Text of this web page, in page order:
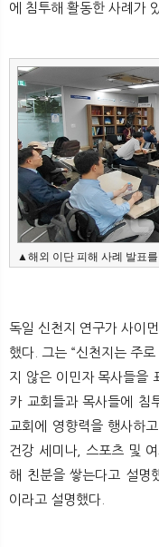
에 침투해 활동한 사례가
▲해외 이단 피해 사례 발표
독일 신천지 연구가 사이
했다. 그는 “신천지는 주
지 않은 이민자 목사들을
카 교회들과 목사들에 침
교회에 영향력을 행사하
건강 세미나, 스포츠 및
해 친분을 쌓는다고 설
이라고 설명했다.